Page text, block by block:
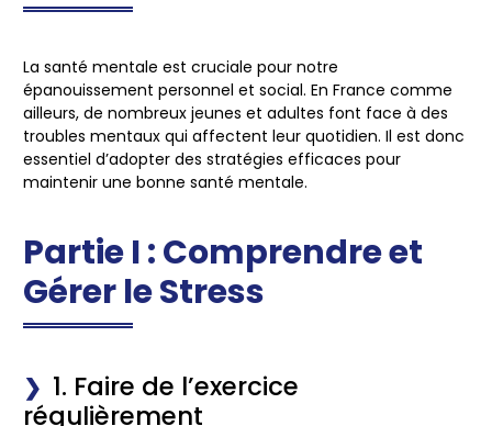
La santé mentale est cruciale pour notre
épanouissement personnel et social. En France comme
ailleurs, de nombreux jeunes et adultes font face à des
troubles mentaux qui affectent leur quotidien. Il est donc
essentiel d’adopter des stratégies efficaces pour
maintenir une bonne santé mentale.
Partie I : Comprendre et
Gérer le Stress
1. Faire de l’exercice
régulièrement